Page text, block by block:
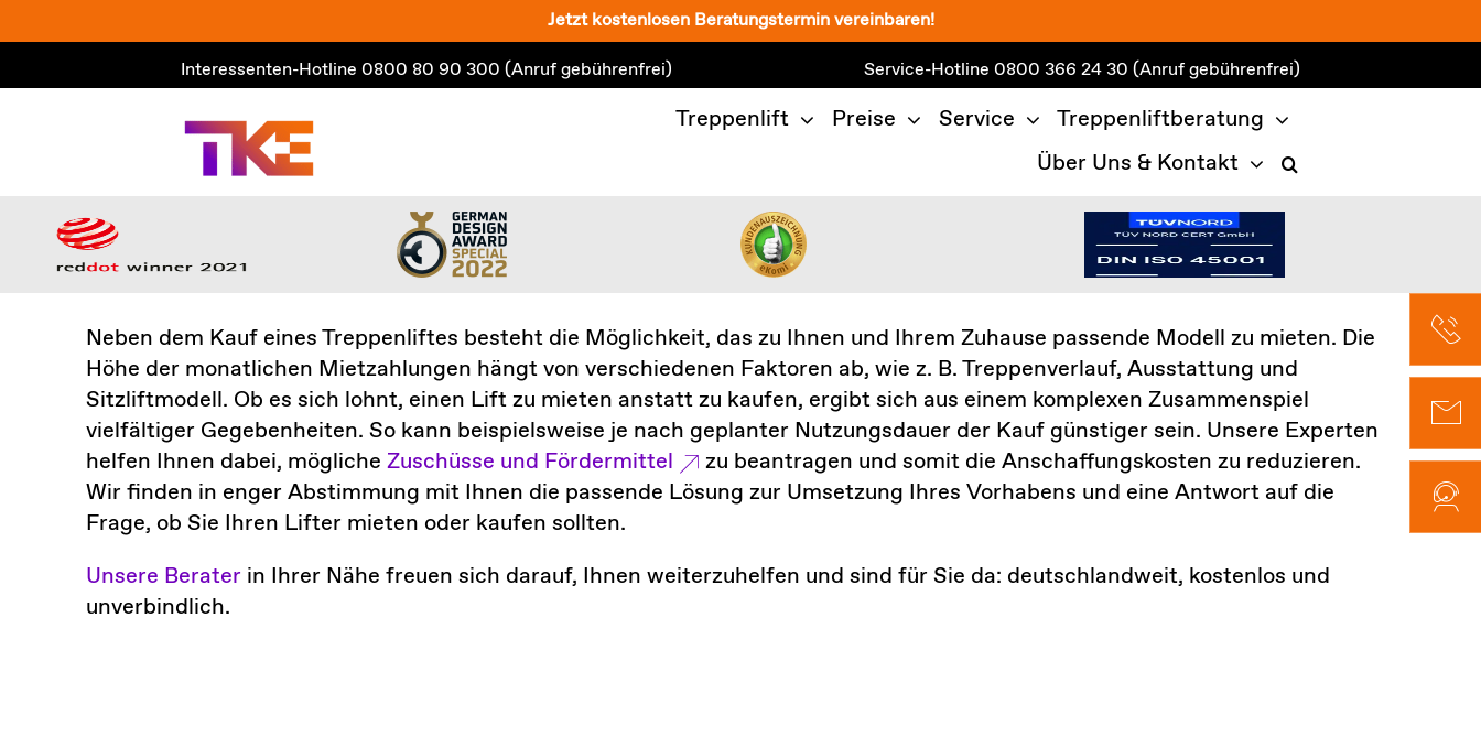
Inhalt
Jetzt kostenlosen Beratungstermin vereinbaren!
Interessenten-Hotline 0800 80 90 300 (Anruf gebührenfrei) Service-Hotline0800 366 24 30 (Anruf gebührenfrei)
Treppenlift Preise Service
Treppenliftberatung
Über Uns & Kontakt
Neben dem Kauf eines Treppenliftes besteht die Möglichkeit, das zu Ihnen und Ihrem Zuhause passende Modell zu mieten. Die
Höhe der monatlichen Mietzahlungen hängt von verschiedenen Faktoren ab, wie z. B. Treppenverlauf, Ausstattung und
Sitzliftmodell. Ob es sich lohnt, einen Lift zu mieten anstatt zu kaufen, ergibt sich aus einem komplexen Zusammenspiel
vielfältiger Gegebenheiten. So kann beispielsweise je nach geplanter Nutzungsdauer der Kauf günstiger sein. Unsere Experten
helfen Ihnen dabei, mögliche Zuschüsse und Fördermittel
zu beantragen und somit die Anschaffungskosten zu reduzieren.
Wir finden in enger Abstimmung mit Ihnen die passende Lösung zur Umsetzung Ihres Vorhabens und eine Antwort auf die
Frage, ob Sie Ihren Lifter mieten oder kaufen sollten.
Unsere Beraterin Ihrer Nähe freuen sich darauf, Ihnen weiterzuhelfen und sind für Sie da: deutschlandweit, kostenlos und
unverbindlich.